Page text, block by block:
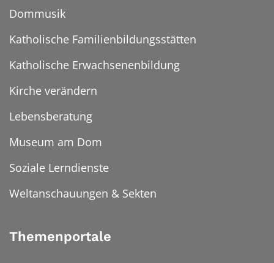
Dommusik
Katholische Familienbildungsstätten
Katholische Erwachsenenbildung
Kirche verändern
Lebensberatung
Museum am Dom
Soziale Lerndienste
Weltanschauungen & Sekten
Themenportale